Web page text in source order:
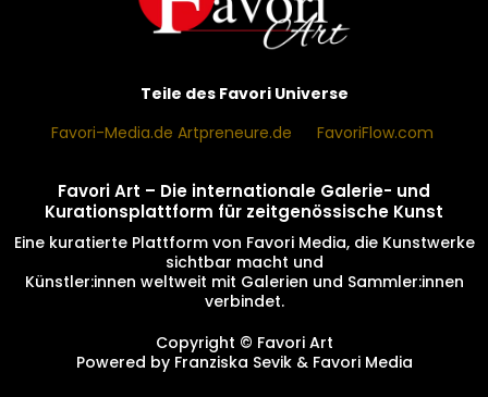
Teile des Favori Universe
Favori-Media.de Artpreneure.de FavoriFlow.com
Favori Art – Die internationale Galerie- und
Kurationsplattform für zeitgenössische Kunst
Eine kuratierte Plattform von Favori Media, die Kunstwerke
sichtbar macht und
Künstler:innen weltweit mit Galerien und Sammler:innen
verbindet.
Copyright © Favori Art
Powered by Franziska Sevik & Favori Media